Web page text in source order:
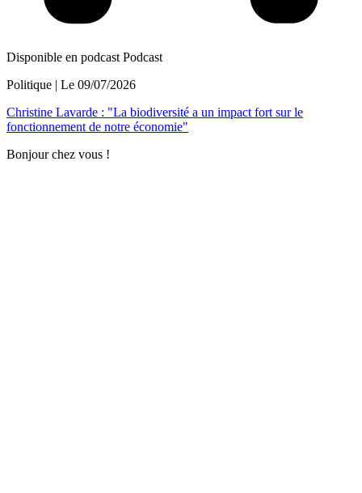
Disponible en podcast Podcast
Politique | Le 09/07/2026
Christine Lavarde : "La biodiversité a un impact fort sur le
fonctionnement de notre économie"
Bonjour chez vous !